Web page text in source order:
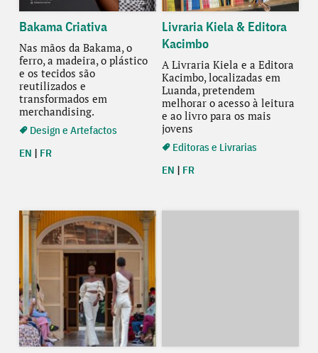
Bakama Criativa
Nas mãos da Bakama, o
ferro, a madeira, o plástico
e os tecidos são
reutilizados e
transformados em
merchandising.
Design e Artefactos
EN | FR
Livraria Kiela & Editora
Kacimbo
A Livraria Kiela e a Editora
Kacimbo, localizadas em
Luanda, pretendem
melhorar o acesso à leitura
e ao livro para os mais
jovens
Editoras e Livrarias
EN | FR